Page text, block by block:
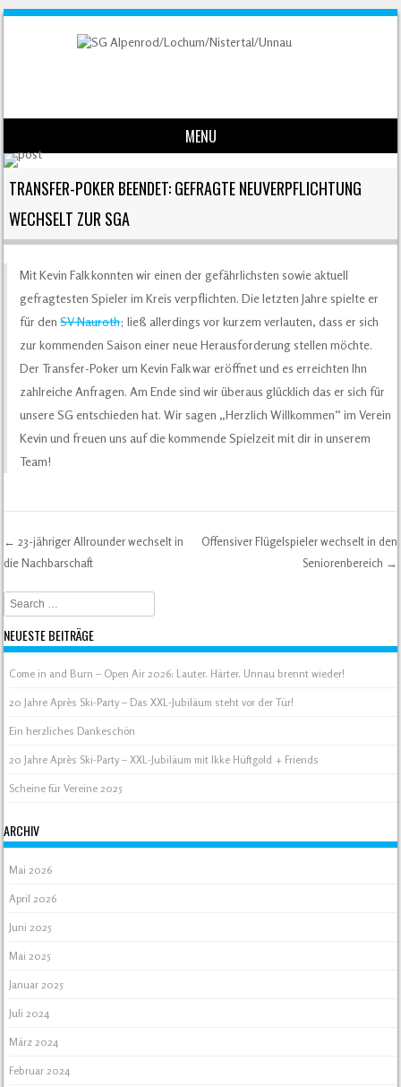
MENU
Skip to content
TRANSFER-POKER BEENDET: GEFRAGTE NEUVERPFLICHTUNG
WECHSELT ZUR SGA
Mit Kevin Falk konnten wir einen der gefährlichsten sowie aktuell
gefragtesten Spieler im Kreis verpflichten. Die letzten Jahre spielte er
für denSV Nauroth; ließ allerdings vor kurzem verlauten, dass er sich
zur kommenden Saison einer neue Herausforderung stellen möchte.
Der Transfer-Poker um Kevin Falk war eröffnet und es erreichten Ihn
zahlreiche Anfragen. Am Ende sind wir überaus glücklich das er sich für
unsere SG entschieden hat. Wir sagen „Herzlich Willkommen“ im Verein
Kevin und freuen uns auf die kommende Spielzeit mit dir in unserem
Team!
Post navigation
← 23-jähriger Allrounder wechselt in
die Nachbarschaft
Offensiver Flügelspieler wechselt in den
Seniorenbereich →
Search
NEUESTE BEITRÄGE
Come in and Burn – Open Air 2026: Lauter. Härter. Unnau brennt wieder!
20 Jahre Après Ski-Party – Das XXL-Jubiläum steht vor der Tür!
Ein herzliches Dankeschön
20 Jahre Après Ski-Party – XXL-Jubiläum mit Ikke Hüftgold + Friends
Scheine für Vereine 2025
ARCHIV
Mai 2026
April 2026
Juni 2025
Mai 2025
Januar 2025
Juli 2024
März 2024
Februar 2024